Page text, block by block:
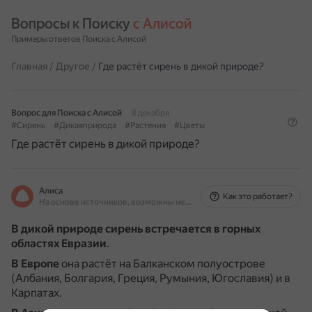
Вопросы к Поиску с Алисой
Примеры ответов Поиска с Алисой
Главная / Другое / Где растёт сирень в дикой природе?
Вопрос для Поиска с Алисой
8 декабря
#Сирень
#Дикаяприрода #Растения #Цветы
Где растёт сирень в дикой природе?
Алиса
На основе источников, возможны неточности
Как это работает?
В дикой природе сирень встречается в горных
областях Евразии.
В Европеона растёт на Балканском полуострове
(Албания, Болгария, Греция, Румыния, Югославия) и в
Карпатах.